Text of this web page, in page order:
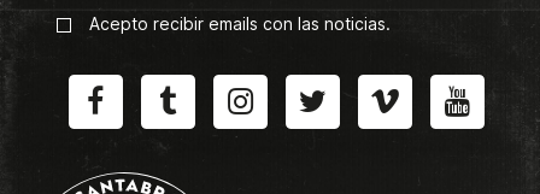
Acepto recibir emails con las noticias.